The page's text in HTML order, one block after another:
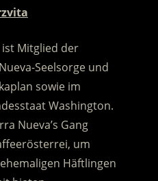
ist Mitglied der
Seelsorge und
sowie im
Washington.
Nueva’s Gang
um
Häftlingen